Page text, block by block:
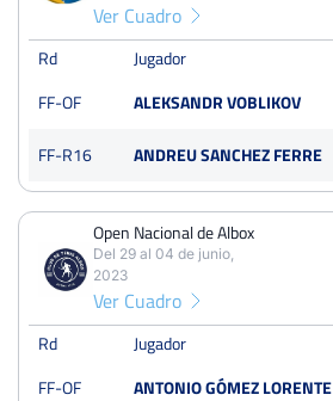
Ver Cuadro
Rd Jugador
FF-OF
ALEKSANDR VOBLIKOV
FF-R16
ANDREU SANCHEZ FERRE
Open Nacional de Albox
Del 29 al 04 de junio,
2023
Ver Cuadro
Rd Jugador
FF-OF
ANTONIO GÓMEZ LORENTE